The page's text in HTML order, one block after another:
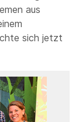
aus
sich jetzt